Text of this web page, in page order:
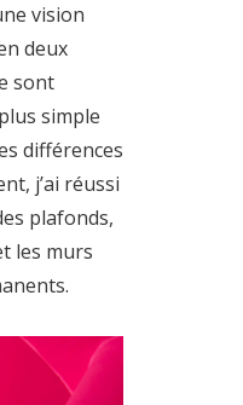
vision
deux
sont
simple
différences
j’ai réussi
plafonds,
les murs